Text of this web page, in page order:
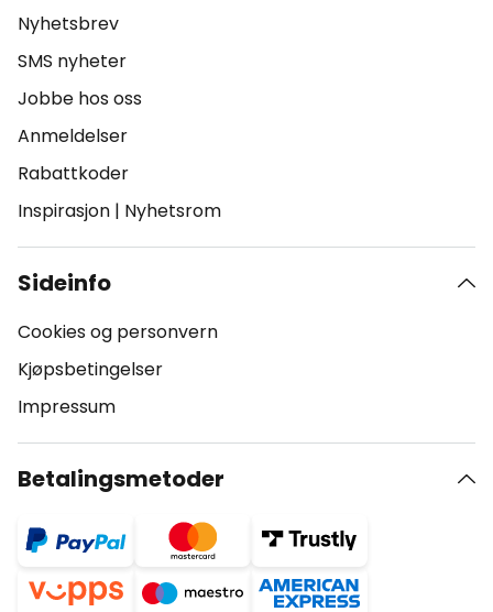
Nyhetsbrev
SMS nyheter
Jobbe hos oss
Anmeldelser
Rabattkoder
Inspirasjon | Nyhetsrom
Sideinfo
Cookies og personvern
Kjøpsbetingelser
Impressum
Betalingsmetoder